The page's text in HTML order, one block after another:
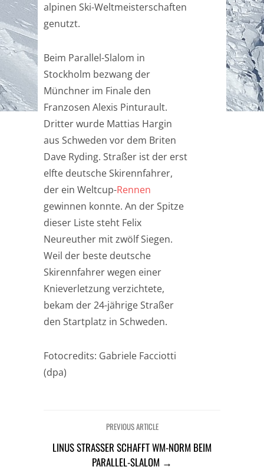
alpinen Ski-Weltmeisterschaften
genutzt.
Beim Parallel-Slalom in
Stockholm bezwang der
Münchner im Finale den
Franzosen Alexis Pinturault.
Dritter wurde Mattias Hargin
aus Schweden vor dem Briten
Dave Ryding. Straßer ist der erst
elfte deutsche Skirennfahrer,
der ein Weltcup-Rennen
gewinnen konnte. An der Spitze
dieser Liste steht Felix
Neureuther mit zwölf Siegen.
Weil der beste deutsche
Skirennfahrer wegen einer
Knieverletzung verzichtete,
bekam der 24-jährige Straßer
den Startplatz in Schweden.
Fotocredits: Gabriele Facciotti
(dpa)
PREVIOUS ARTICLE
LINUS STRASSER SCHAFFT WM-NORM BEIM P
ARALLEL-SLALOM →